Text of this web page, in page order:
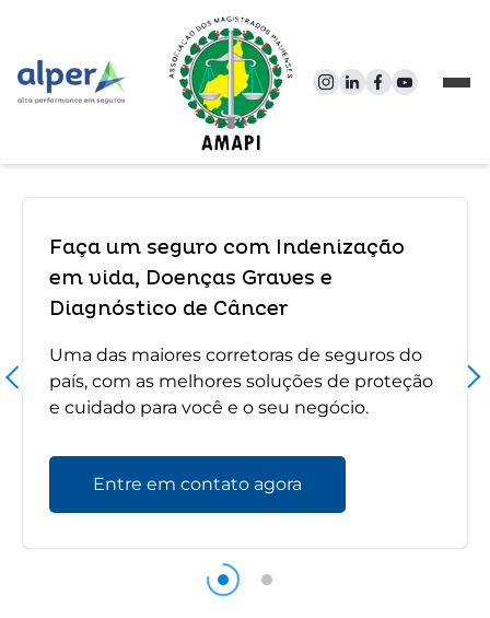
Faça um seguro com Indenização
em vida, Doenças Graves e
Diagnóstico de Câncer
Uma das maiores corretoras de seguros do
país, com as melhores soluções de proteção
e cuidado para você e o seu negócio.
Entre em contato agora